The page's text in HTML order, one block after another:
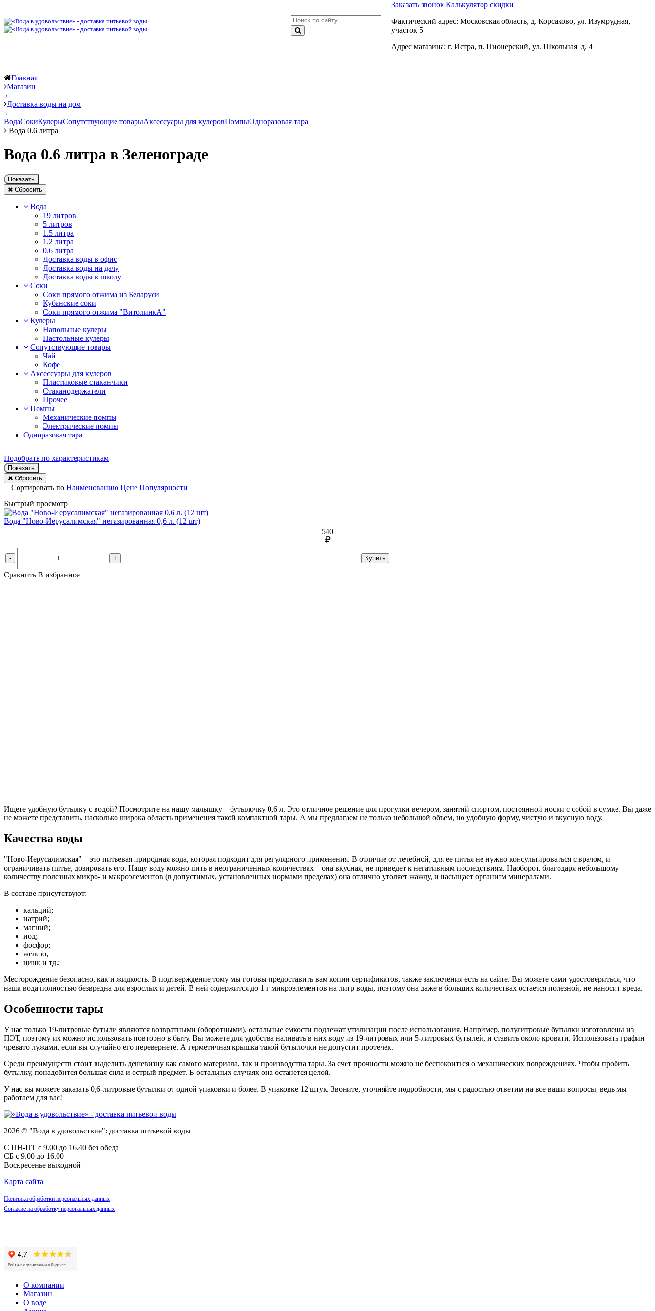
Заказать звонок Калькулятор скидки
Фактический адрес: Московская область, д. Корсаково, ул. Изумрудная,
участок 5
Адрес магазина: г. Истра, п. Пионерский, ул. Школьная, д. 4
Главная
Магазин
Доставка воды на дом
ВодаСокиКулерыСопутствующие товарыАксессуары для кулеровПомпыОдноразовая тара
Вода 0.6 литра
Вода 0.6 литра в Зеленограде
Показать
Сбросить
Вода
19 литров
5 литров
1.5 литра
1.2 литра
0.6 литра
Доставка воды в офис
Доставка воды на дачу
Доставка воды в школу
Соки
Соки прямого отжима из Беларуси
Кубанские соки
Соки прямого отжима "ВитолинкА"
Кулеры
Напольные кулеры
Настольные кулеры
Сопутствующие товары
Чай
Кофе
Аксессуары для кулеров
Пластиковые стаканчики
Стаканодержатели
Прочее
Помпы
Механические помпы
Электрические помпы
Одноразовая тара
Подобрать по характеристикам
Показать
Сбросить
Сортировать по Наименованию Цене Популярности
Быстрый просмотр
Вода "Ново-Иерусалимская" негазированная 0,6 л. (12 шт)
540
- + Купить
Сравнить В избранное
Ищете удобную бутылку с водой? Посмотрите на нашу малышку – бутылочку 0,6 л. Это отличное решение для прогулки вечером, занятий спортом, постоянной носки с собой в сумке. Вы даже
не можете представить, насколько широка область применения такой компактной тары. А мы предлагаем не только небольшой объем, но удобную форму, чистую и вкусную воду.
Качества воды
"Ново-Иерусалимская" – это питьевая природная вода, которая подходит для регулярного применения. В отличие от лечебной, для ее питья не нужно консультироваться с врачом, и
ограничивать питье, дозировать его. Нашу воду можно пить в неограниченных количествах – она вкусная, не приведет к негативным последствиям. Наоборот, благодаря небольшому
количеству полезных микро- и макроэлементов (в допустимых, установленных нормами пределах) она отлично утоляет жажду, и насыщает организм минералами.
В составе присутствуют:
кальций;
натрий;
магний;
йод;
фосфор;
железо;
цинк и тд.;
Месторождение безопасно, как и жидкость. В подтверждение тому мы готовы предоставить вам копии сертификатов, также заключения есть на сайте. Вы можете сами удостовериться, что
наша вода полностью безвредна для взрослых и детей. В ней содержится до 1 г микроэлементов на литр воды, поэтому она даже в больших количествах остается полезной, не наносит вреда.
Особенности тары
У нас только 19-литровые бутыли являются возвратными (оборотными), остальные емкости подлежат утилизации после использования. Например, полулитровые бутылки изготовлены из
ПЭТ, поэтому их можно использовать повторно в быту. Вы можете для удобства наливать в них воду из 19-литровых или 5-литровых бутылей, и ставить около кровати. Использовать графин
чревато лужами, если вы случайно его перевернете. А герметичная крышка такой бутылочки не допустит протечек.
Среди преимуществ стоит выделить дешевизну как самого материала, так и производства тары. За счет прочности можно не беспокоиться о механических повреждениях. Чтобы пробить
бутылку, понадобится большая сила и острый предмет. В остальных случаях она останется целой.
У нас вы можете заказать 0,6-литровые бутылки от одной упаковки и более. В упаковке 12 штук. Звоните, уточняйте подробности, мы с радостью ответим на все ваши вопросы, ведь мы
работаем для вас!
2026 © "Вода в удовольствие": доставка питьевой воды
С ПН-ПТ с 9.00 до 16.40 без обеда
СБ с 9.00 до 16.00
Воскресенье выходной
Карта сайта
Политика обработки персональных данных
Согласие на обработку персональных данных
О компании
Магазин
О воде